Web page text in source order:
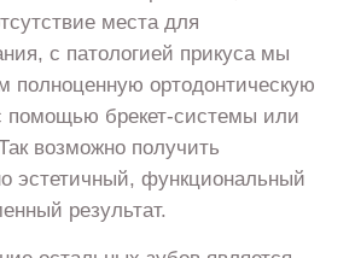
места для
с патологией прикуса мы
полноценную ортодонтическую
помощью брекет-системы или
возможно получить
эстетичный, функциональный
результат.